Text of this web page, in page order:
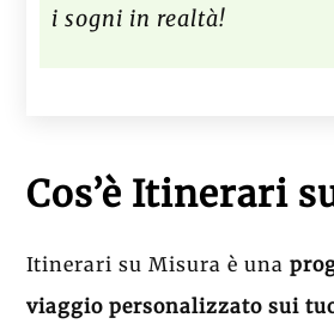
i sogni in realtà!
Cos’è Itinerari
Itinerari su Misura è una
viaggio personalizzato sui